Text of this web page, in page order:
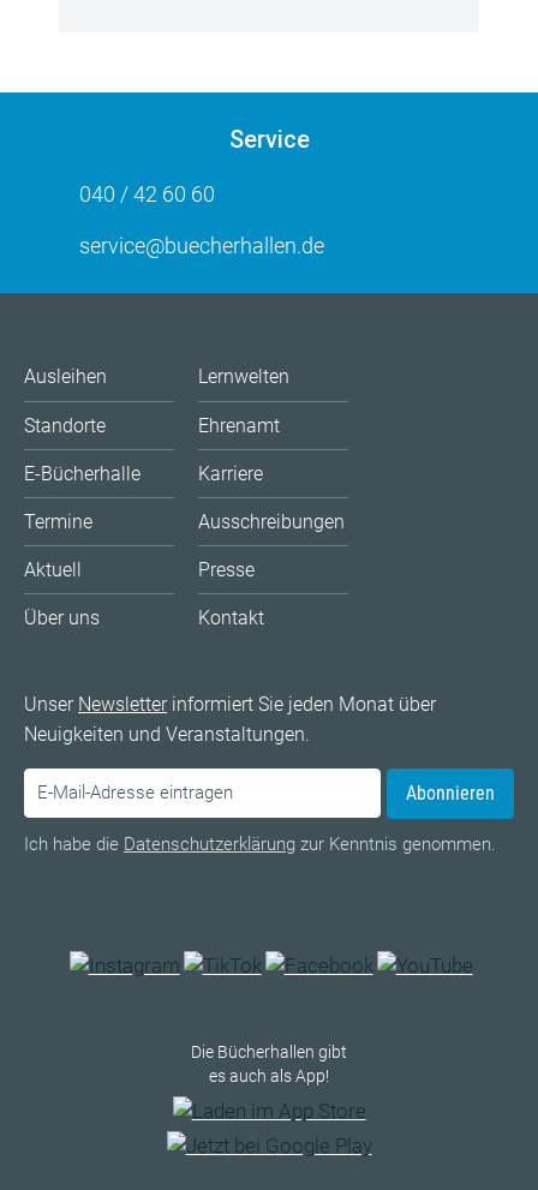
Service
040 / 42 60 60
service@buecherhallen.de
Ausleihen
Standorte
E-Bücherhalle
Termine
Aktuell
Über uns
Lernwelten
Ehrenamt
Karriere
Ausschreibungen
Presse
Kontakt
Unser Newsletterinformiert Sie jeden Monat über
Neuigkeiten und Veranstaltungen.
Abonnieren
Ich habe die Datenschutzerklärung zur Kenntnis genommen.
Die Bücherhallen gibt
es auch als App!